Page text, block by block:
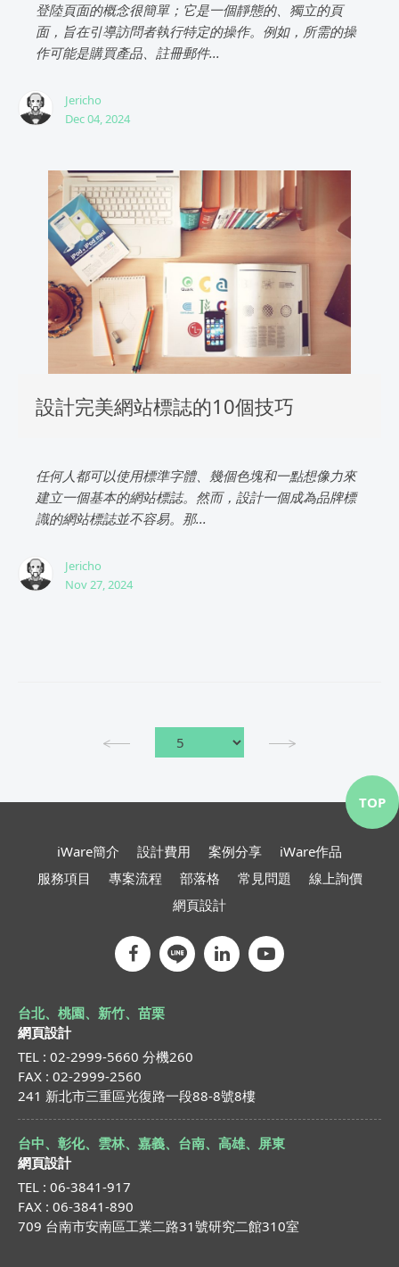
登陸頁面的概念很簡單；它是一個靜態的、獨立的頁
面，旨在引導訪問者執行特定的操作。例如，所需的操
作可能是購買產品、註冊郵件...
Jericho
Dec 04, 2024
設計完美網站標誌的10個技巧
任何人都可以使用標準字體、幾個色塊和一點想像力來
建立一個基本的網站標誌。然而，設計一個成為品牌標
識的網站標誌並不容易。那...
Jericho
Nov 27, 2024
iWare簡介 設計費用 案例分享
iWare作品
服務項目
專案流程 部落格 常見問題
線上詢價
網頁設計
台北、桃園、新竹、苗栗
網頁設計
TEL : 02-2999-5660 分機260
FAX : 02-2999-2560
241 新北市三重區光復路一段88-8號8樓
台中、彰化、雲林、嘉義、台南、高雄、屏東
網頁設計
TEL : 06-3841-917
FAX : 06-3841-890
709 台南市安南區工業二路31號研究二館310室
TOP